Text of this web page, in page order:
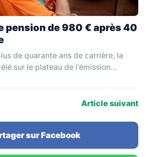
pension de 980 € après 40
de quarante ans de carrière, la
sur le plateau de l'émission
Article suivant
sur Facebook